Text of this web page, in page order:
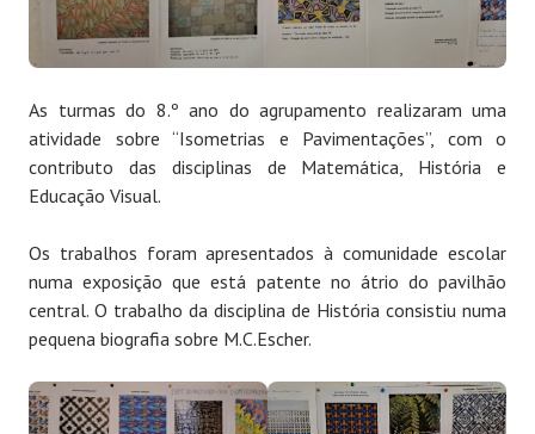
As turmas do 8.º ano do agrupamento realizaram uma
atividade sobre “Isometrias e Pavimentações”, com o
contributo das disciplinas de Matemática, História e
Educação Visual.
Os trabalhos foram apresentados à comunidade escolar
numa exposição que está patente no átrio do pavilhão
central. O trabalho da disciplina de História consistiu numa
pequena biografia sobre M.C.Escher.